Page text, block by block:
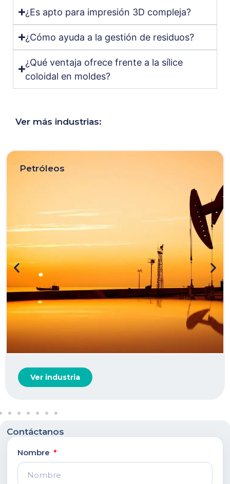
¿Es apto para impresión 3D compleja?
¿Cómo ayuda a la gestión de residuos?
¿Qué ventaja ofrece frente a la sílice
coloidal en moldes?
Ver más industrias:
Contáctanos
Nombre